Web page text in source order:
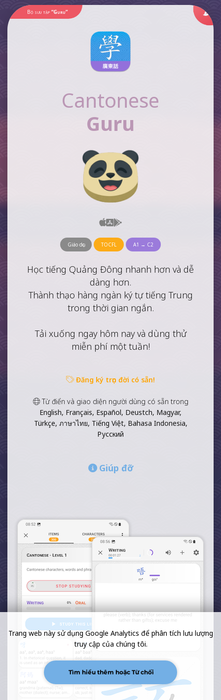
Bộ sưu tập “Guru”
Cantonese
Guru
Giáo dục TOCFL A1 → C2
Học tiếng Quảng Đông nhanh hơn và dễ
dàng hơn.
Thành thạo hàng ngàn ký tự tiếng Trung
trong thời gian ngắn.
Tải xuống ngay hôm nay và dùng thử
miễn phí một tuần!
Đăng ký trọn đời có sẵn!
Từ điển và giao diện người dùng có sẵn trong
English, Français, Español, Deustch, Magyar,
Türkçe, ภาษาไทย, Tiếng Việt, Bahasa Indonesia,
Русский
Giúp đỡ
Trang web này sử dụng Google Analytics để phân tích lưu lượng
truy cập của chúng tôi.
Tìm hiểu thêm hoặc Từ chối